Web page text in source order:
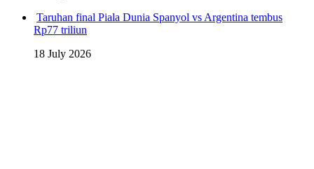
Taruhan final Piala Dunia Spanyol vs Argentina tembus
Rp77 triliun
18 July 2026